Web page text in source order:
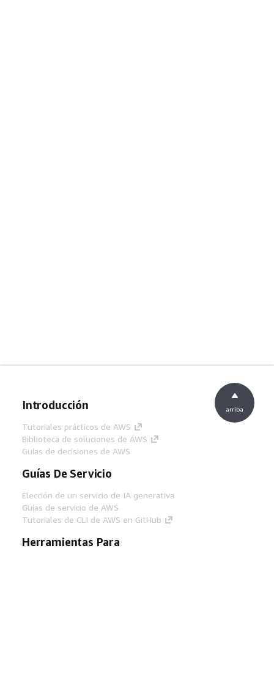
Introducción
Tutoriales prácticos de AWS
Biblioteca de soluciones de AWS
Guías de decisiones de AWS
Guías De Servicio
Elección de un servicio de IA generativa
Guías de servicio de AWS
Tutoriales de CLI de AWS en GitHub
Herramientas Para
arriba